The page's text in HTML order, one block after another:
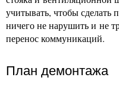
учитывать, чтобы сделать
ничего не нарушить и не
перенос коммуникаций.
План демонтажа